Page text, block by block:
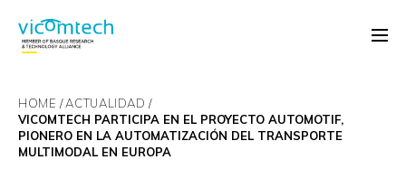
HOME
ACTUALIDAD
VICOMTECH PARTICIPA EN EL PROYECTO AUTOMOTIF,
PIONERO EN LA AUTOMATIZACIÓN DEL TRANSPORTE
MULTIMODAL EN EUROPA